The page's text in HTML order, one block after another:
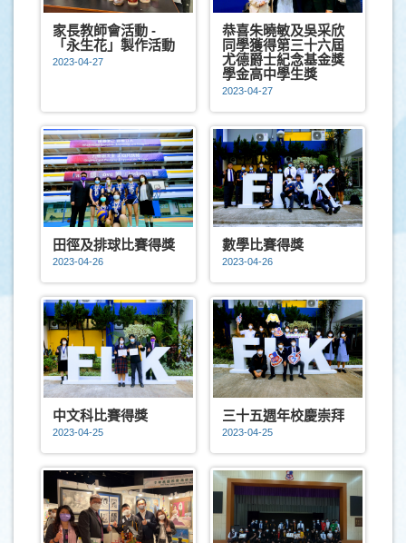
家長教師會活動 -
「永生花」製作活動
2023-04-27
恭喜朱曉敏及吳采欣
同學獲得第三十六屆
尤德爵士紀念基金獎
學金高中學生獎
2023-04-27
田徑及排球比賽得獎
2023-04-26
數學比賽得獎
2023-04-26
中文科比賽得獎
2023-04-25
三十五週年校慶崇拜
2023-04-25